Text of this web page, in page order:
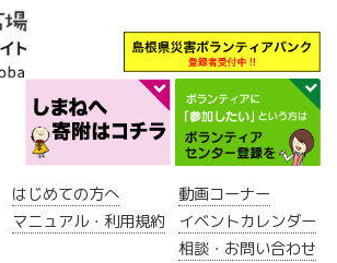
はじめての方へ
マニュアル・利用規約
動画コーナー
イベントカレンダー
相談・お問い合わせ